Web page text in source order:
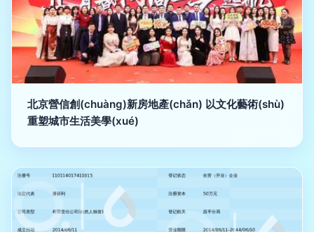
北京營信創(chuàng)新房地產(chǎn) 以文化藝術(shù)
重塑城市生活美學(xué)